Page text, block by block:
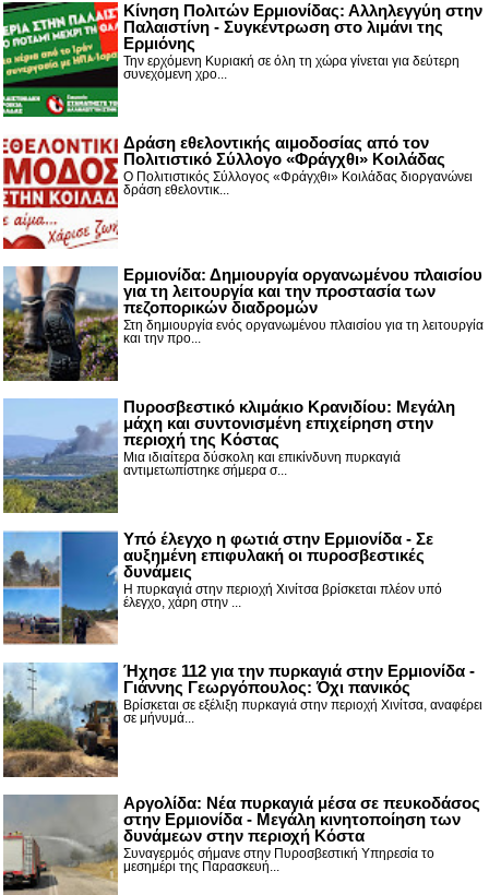
Κίνηση Πολιτών Ερμιονίδας: Αλληλεγγύη στην
Παλαιστίνη - Συγκέντρωση στο λιμάνι της
Ερμιόνης
Την ερχόμενη Κυριακή σε όλη τη χώρα γίνεται για δεύτερη
συνεχόμενη χρο...
Δράση εθελοντικής αιμοδοσίας από τον
Πολιτιστικό Σύλλογο «Φράγχθι» Κοιλάδας
Ο Πολιτιστικός Σύλλογος «Φράγχθι» Κοιλάδας διοργανώνει
δράση εθελοντικ...
Ερμιονίδα: Δημιουργία οργανωμένου πλαισίου
για τη λειτουργία και την προστασία των
πεζοπορικών διαδρομών
Στη δημιουργία ενός οργανωμένου πλαισίου για τη λειτουργία
και την προ...
Πυροσβεστικό κλιμάκιο Κρανιδίου: Μεγάλη
μάχη και συντονισμένη επιχείρηση στην
περιοχή της Κόστας
Μια ιδιαίτερα δύσκολη και επικίνδυνη πυρκαγιά
αντιμετωπίστηκε σήμερα σ...
Υπό έλεγχο η φωτιά στην Ερμιονίδα - Σε
αυξημένη επιφυλακή οι πυροσβεστικές
δυνάμεις
Η πυρκαγιά στην περιοχή Χινίτσα βρίσκεται πλέον υπό
έλεγχο, χάρη στην ...
Ήχησε 112 για την πυρκαγιά στην Ερμιονίδα -
Γιάννης Γεωργόπουλος: Όχι πανικός
Βρίσκεται σε εξέλιξη πυρκαγιά στην περιοχή Χινίτσα, αναφέρει
σε μήνυμά...
Αργολίδα: Νέα πυρκαγιά μέσα σε πευκοδάσος
στην Ερμιονίδα - Μεγάλη κινητοποίηση των
δυνάμεων στην περιοχή Κόστα
Συναγερμός σήμανε στην Πυροσβεστική Υπηρεσία το
μεσημέρι της Παρασκευή...